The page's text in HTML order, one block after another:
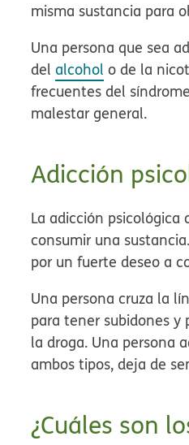
misma sustancia para
Una persona que sea
delalcohol o de la
frecuentes del
malestar general.
Adicción
La adicción
consumir una
por un fuerte deseo a
Una persona cruza la
para tener subidones y
la droga. Una persona
ambos tipos, deja de
¿Cuáles son